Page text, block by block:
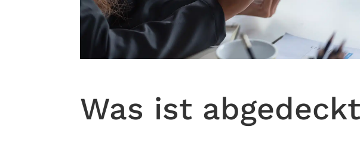
Was ist